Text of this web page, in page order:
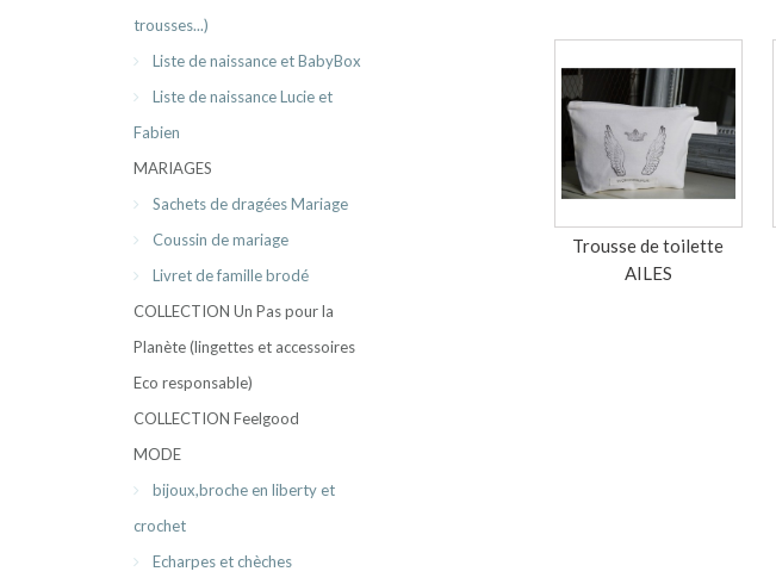
trousses...)
Liste de naissance et BabyBox
Liste de naissance Lucie et
Fabien
MARIAGES
Sachets de dragées Mariage
Coussin de mariage
Livret de famille brodé
COLLECTION Un Pas pour la
Planète (lingettes et accessoires
Eco responsable)
COLLECTION Feelgood
MODE
bijoux,broche en liberty et
crochet
Echarpes et chèches
Trousse de toilette
AILES